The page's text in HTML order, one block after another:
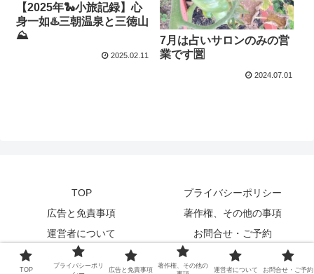
【2025年🐍小旅記録】心
身一如♨️三朝温泉と三徳山
⛰️
2025.02.11
7月は占いサロンのみの営
業です🈺
2024.07.01
TOP
プライバシーポリシー
広告と免責事項
著作権、その他の事項
運営者について
お問合せ・ご予約
© 2023 占いサロン VOID 墨明.
TOP
プライバシーポリ
広告と免責事項
著作権、その他の
運営者について お問合せ・ご予約